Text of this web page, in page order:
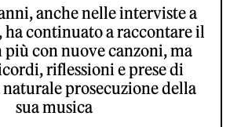
anche nelle interviste a
ha continuato a raccontare il
più con nuove canzoni, ma
riflessioni e prese di
prosecuzione della
sua musica